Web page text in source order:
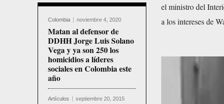
Colombia noviembre 4, 2020
Matan al defensor de
DDHH Jorge Luis Solano
Vega y ya son 250 los
homicidios a líderes
sociales en Colombia este
año
Artículos septiembre 20, 2015
el ministro del
a los intereses de